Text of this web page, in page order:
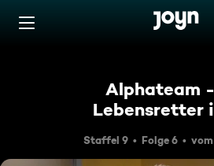
Zum Inhalt springen
Alphateam
Lebensretter
Staffel 9 Folge 6 vom